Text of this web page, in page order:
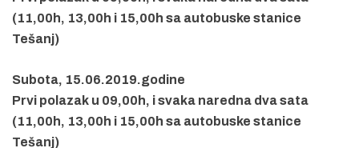
(11,00h, 13,00h i 15,00h sa autobuske stanice
Tešanj)
Subota, 15.06.2019.godine
Prvi polazak u 09,00h, i svaka naredna dva sata
(11,00h, 13,00h i 15,00h sa autobuske stanice
Tešanj)